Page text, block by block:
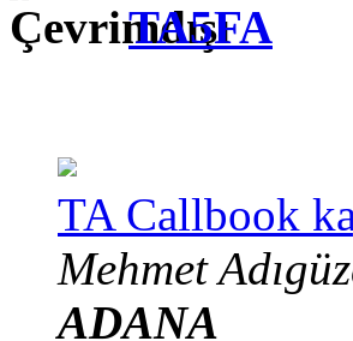
TA5FA
TA Callbook
Mehmet
ADANA